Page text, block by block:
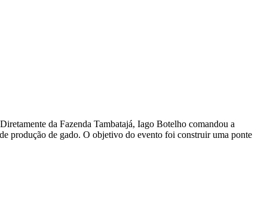
da Fazenda Tambatajá, Iago Botelho comandou a
produção de gado. O objetivo do evento foi construir uma ponte